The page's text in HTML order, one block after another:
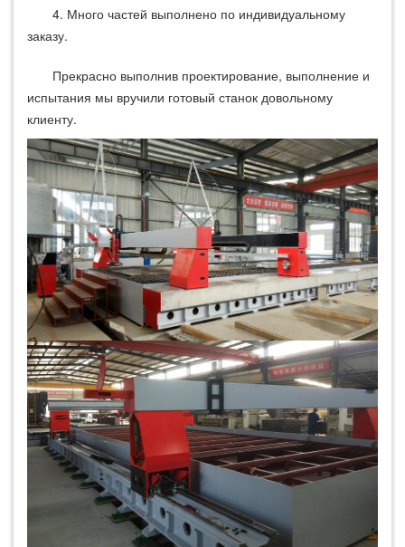
4. Много частей выполнено по индивидуальному
заказу.
Прекрасно выполнив проектирование, выполнение и
испытания мы вручили готовый станок довольному
клиенту.